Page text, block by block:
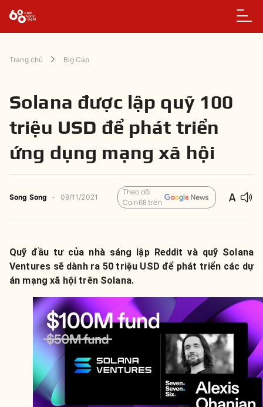
Trang chủ Big Cap
Solana được lập quỹ 100
triệu USD để phát triển
ứng dụng mạng xã hội
Song Song - 09/11/2021
Theo dõi
Coin68 trên
Quỹ đầu tư của nhà sáng lập Reddit và quỹ Solana
Ventures sẽ dành ra 50 triệu USD để phát triển các dự
án mạng xã hội trên Solana.